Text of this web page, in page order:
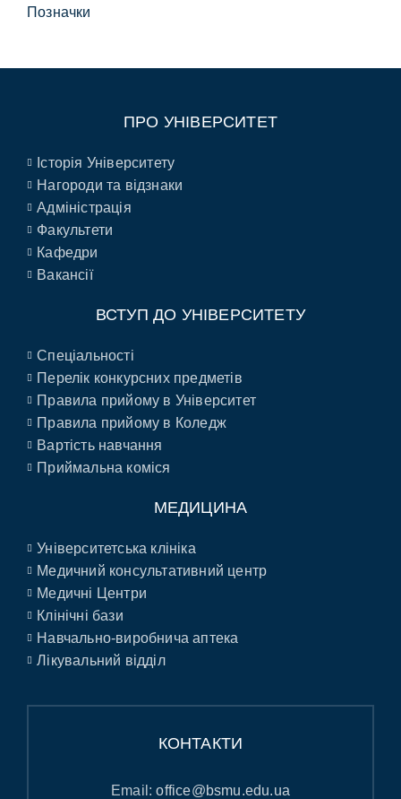
Позначки
ПРО УНІВЕРСИТЕТ
Історія Університету
Нагороди та відзнаки
Адміністрація
Факультети
Кафедри
Вакансії
ВСТУП ДО УНІВЕРСИТЕТУ
Спеціальності
Перелік конкурсних предметів
Правила прийому в Університет
Правила прийому в Коледж
Вартість навчання
Приймальна коміся
МЕДИЦИНА
Університетська клініка
Медичний консультативний центр
Медичні Центри
Клінічні бази
Навчально-виробнича аптека
Лікувальний відділ
КОНТАКТИ
Email:office@bsmu.edu.ua